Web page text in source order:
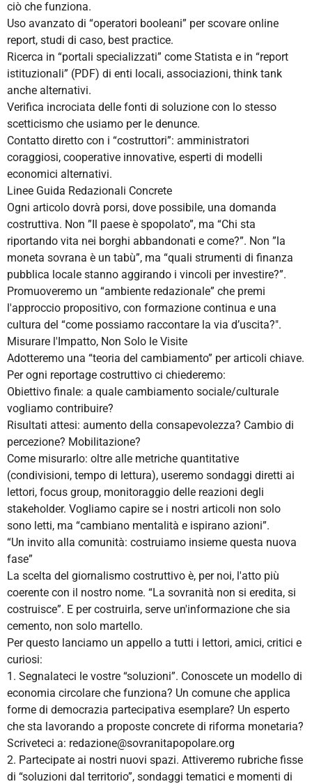
ciò che funziona.
Uso avanzato di “operatori booleani” per scovare online
report, studi di caso, best practice.
Ricerca in “portali specializzati” come Statista e in “report
istituzionali” (PDF) di enti locali, associazioni, think tank
anche alternativi.
Verifica incrociata delle fonti di soluzione con lo stesso
scetticismo che usiamo per le denunce.
Contatto diretto con i “costruttori”: amministratori
coraggiosi, cooperative innovative, esperti di modelli
economici alternativi.
Linee Guida Redazionali Concrete
Ogni articolo dovrà porsi, dove possibile, una domanda
costruttiva. Non ”Il paese è spopolato”, ma “Chi sta
riportando vita nei borghi abbandonati e come?”. Non ”la
moneta sovrana è un tabù”, ma “quali strumenti di finanza
pubblica locale stanno aggirando i vincoli per investire?”.
Promuoveremo un “ambiente redazionale” che premi
l'approccio propositivo, con formazione continua e una
cultura del “come possiamo raccontare la via d’uscita?".
Misurare l'Impatto, Non Solo le Visite
Adotteremo una “teoria del cambiamento” per articoli chiave.
Per ogni reportage costruttivo ci chiederemo:
Obiettivo finale: a quale cambiamento sociale/culturale
vogliamo contribuire?
Risultati attesi: aumento della consapevolezza? Cambio di
percezione? Mobilitazione?
Come misurarlo: oltre alle metriche quantitative
(condivisioni, tempo di lettura), useremo sondaggi diretti ai
lettori, focus group, monitoraggio delle reazioni degli
stakeholder. Vogliamo capire se i nostri articoli non solo
sono letti, ma “cambiano mentalità e ispirano azioni”.
“Un invito alla comunità: costruiamo insieme questa nuova
fase”
La scelta del giornalismo costruttivo è, per noi, l'atto più
coerente con il nostro nome. “La sovranità non si eredita, si
costruisce”. E per costruirla, serve un'informazione che sia
cemento, non solo martello.
Per questo lanciamo un appello a tutti i lettori, amici, critici e
curiosi:
1. Segnalateci le vostre “soluzioni”. Conoscete un modello di
economia circolare che funziona? Un comune che applica
forme di democrazia partecipativa esemplare? Un esperto
che sta lavorando a proposte concrete di riforma monetaria?
Scriveteci a: redazione@sovranitapopolare.org
2. Partecipate ai nostri nuovi spazi. Attiveremo rubriche fisse
di “soluzioni dal territorio”, sondaggi tematici e momenti di